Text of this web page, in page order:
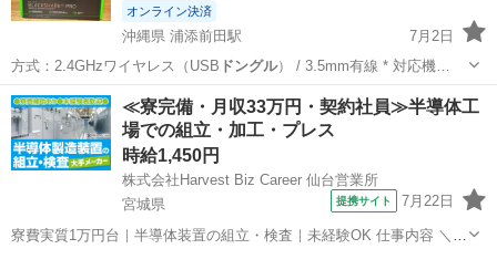
オンライン決済
沖縄県 浦添前田駅
7月2日
方式：2.4GHzワイヤレス（USB ドングル ） / 3.5mm有線 * 対応機…
沖縄 宜野湾市 浦添前田駅 オーディオ Razer
≪寮完備・月収33万円・契約社員≫半導体工
場での組立・加工・プレス
時給1,450円
株式会社Harvest Biz Career 仙台営業所
宮城県
提携サイト 7月22日
寮費実質1万円台｜半導体装置の組立・検査｜未経験OK 仕事内容 ＼半